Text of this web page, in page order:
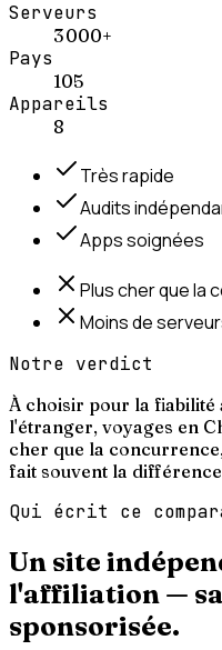
Serveurs
3 000+
Pays
105
Appareils
8
Très rapide
Audits
Apps soignées
Plus cher que la
Moins de
Notre verdict
À choisir pour la fiabilité
l'étranger, voyages en
cher que la
fait souvent la
Qui écrit ce
Un site
l'affiliation —
sponsorisée.